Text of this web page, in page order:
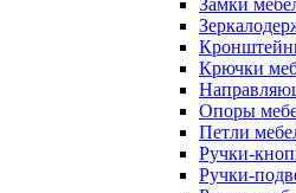
Крючки
Опоры
Петли
Ручки-
Ручки-